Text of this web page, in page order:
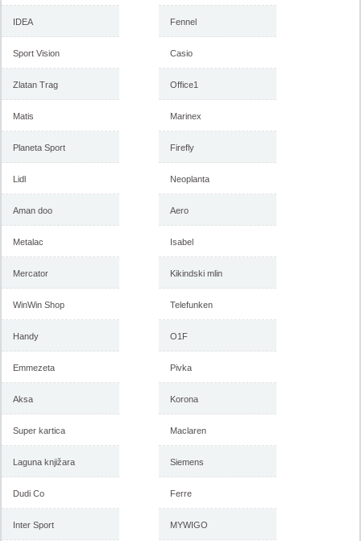
IDEA
Sport Vision
Zlatan Trag
Matis
Planeta Sport
Lidl
Aman doo
Metalac
Mercator
WinWin Shop
Handy
Emmezeta
Aksa
Super kartica
Laguna knjižara
Dudi Co
Inter Sport
Fennel
Casio
Office1
Marinex
Firefly
Neoplanta
Aero
Isabel
Kikindski mlin
Telefunken
O1F
Pivka
Korona
Maclaren
Siemens
Ferre
MYWIGO